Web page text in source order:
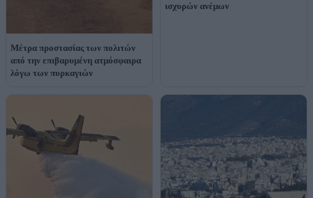
Μέτρα προστασίας των πολιτών
από την επιβαρυμένη ατμόσφαιρα
λόγω των πυρκαγιών
ισχυρών ανέμων